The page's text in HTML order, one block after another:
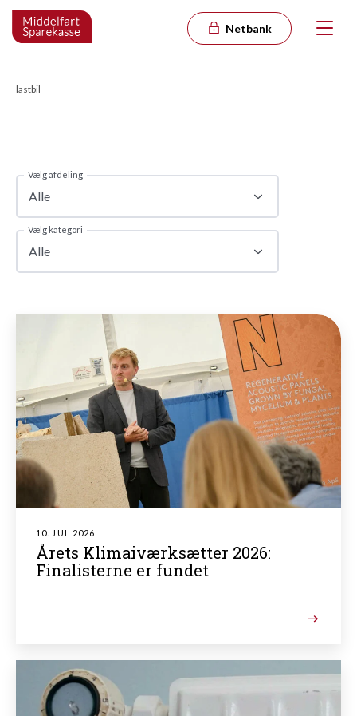
Netbank
lastbil
Vælg afdeling
Alle
Vælg kategori
Alle
10. JUL 2026
Årets Klimaiværksætter 2026:
Finalisterne er fundet